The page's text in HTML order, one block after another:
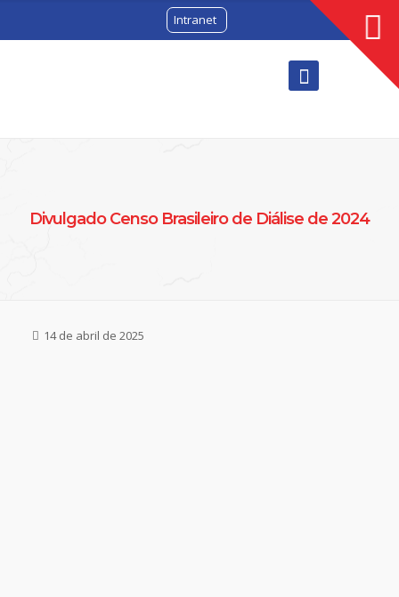
Intranet
Divulgado Censo Brasileiro de Diálise de 2024
14 de abril de 2025